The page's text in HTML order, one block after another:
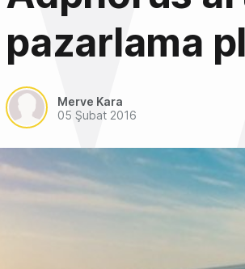
pazarlama
Merve Kara
05 Şubat 2016